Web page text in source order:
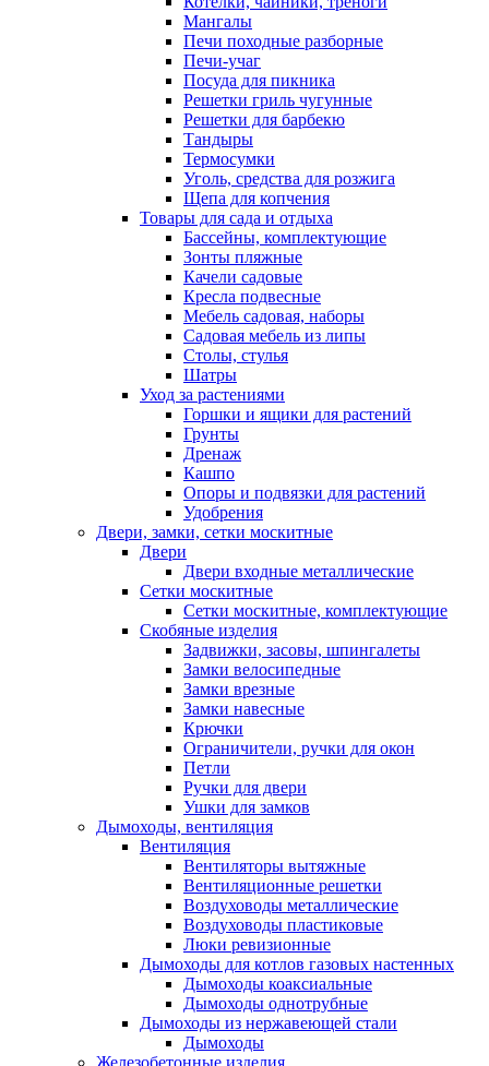
Мангалы
Печи походные разборные
Печи-учаг
Посуда для пикника
Решетки гриль чугунные
Решетки для барбекю
Тандыры
Термосумки
Уголь, средства для розжига
Щепа для копчения
Товары для сада и отдыха
Бассейны, комплектующие
Зонты пляжные
Качели садовые
Кресла подвесные
Мебель садовая, наборы
Садовая мебель из липы
Столы, стулья
Шатры
Уход за растениями
Горшки и ящики для растений
Грунты
Дренаж
Кашпо
Опоры и подвязки для растений
Удобрения
Двери, замки, сетки москитные
Двери
Двери входные металлические
Сетки москитные
Сетки москитные, комплектующие
Скобяные изделия
Задвижки, засовы, шпингалеты
Замки велосипедные
Замки врезные
Замки навесные
Крючки
Ограничители, ручки для окон
Петли
Ручки для двери
Ушки для замков
Дымоходы, вентиляция
Вентиляция
Вентиляторы вытяжные
Вентиляционные решетки
Воздуховоды металлические
Воздуховоды пластиковые
Люки ревизионные
Дымоходы для котлов газовых настенных
Дымоходы коаксиальные
Дымоходы однотрубные
Дымоходы из нержавеющей стали
Дымоходы
Железобетонные изделия